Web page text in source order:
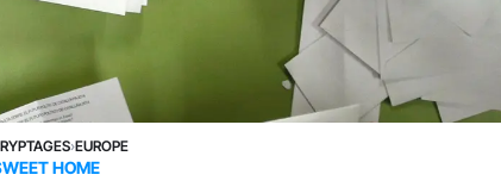
›EUROPE
HOME